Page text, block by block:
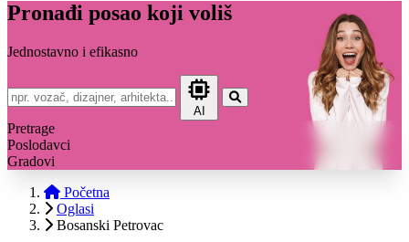
Pronađi posao koji voliš
Jednostavno i efikasno
AI
Pretrage
Poslodavci
Gradovi
Početna
Oglasi
Bosanski Petrovac